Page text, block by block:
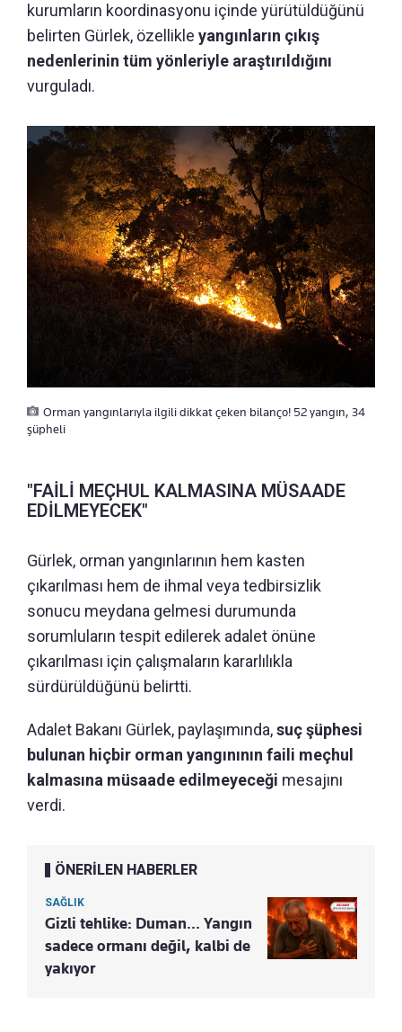
kurumların koordinasyonu içinde yürütüldüğünü
belirten Gürlek, özellikle yangınların çıkış
nedenlerinin tüm yönleriyle araştırıldığını
vurguladı.
Orman yangınlarıyla ilgili dikkat çeken bilanço! 52 yangın, 34
şüpheli
"FAİLİ MEÇHUL KALMASINA MÜSAADE
EDİLMEYECEK"
Gürlek, orman yangınlarının hem kasten
çıkarılması hem de ihmal veya tedbirsizlik
sonucu meydana gelmesi durumunda
sorumluların tespit edilerek adalet önüne
çıkarılması için çalışmaların kararlılıkla
sürdürüldüğünü belirtti.
Adalet Bakanı Gürlek, paylaşımında,suç şüphesi
bulunan hiçbir orman yangınının faili meçhul
kalmasına müsaade edilmeyeceği mesajını
verdi.
ÖNERİLEN HABERLER
SAĞLIK
Gizli tehlike: Duman... Yangın
sadece ormanı değil, kalbi de
yakıyor